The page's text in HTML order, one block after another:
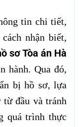
tin chi tiết,
nhận biết,
sơ Tòa án Hà
hành. Qua đó,
bị hồ sơ, lựa
từ đầu và tránh
quá trình thực